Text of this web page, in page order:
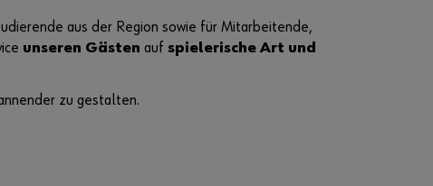
aus der Region sowie für Mitarbeitende,
unseren Gästen auf spielerische Art und
zu gestalten.